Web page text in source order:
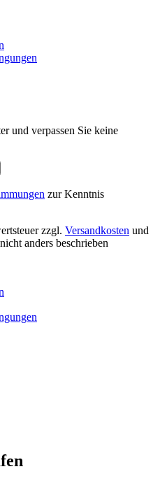
und verpassen Sie keine
zur Kenntnis
zzgl. Versandkosten und
anders beschrieben